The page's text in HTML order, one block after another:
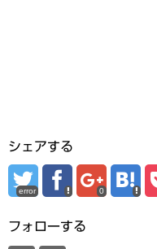
シェアする
error 0
フォローする